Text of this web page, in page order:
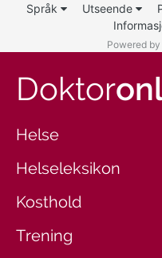
Språk Utseende
Powered
Doktor
Helse
Helseleksikon
Kosthold
Trening